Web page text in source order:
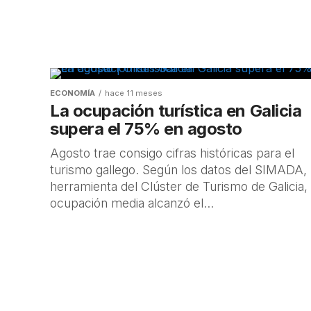
ECONOMÍA hace 11 meses
La ocupación turística en Galicia
supera el 75% en agosto
Agosto trae consigo cifras históricas para el
turismo gallego. Según los datos del SIMADA,
herramienta del Clúster de Turismo de Galicia,
ocupación media alcanzó el...